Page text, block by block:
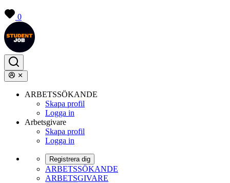
0
ARBETSSÖKANDE
Skapa profil
Logga in
Arbetsgivare
Skapa profil
Logga in
Registrera dig
ARBETSSÖKANDE
ARBETSGIVARE